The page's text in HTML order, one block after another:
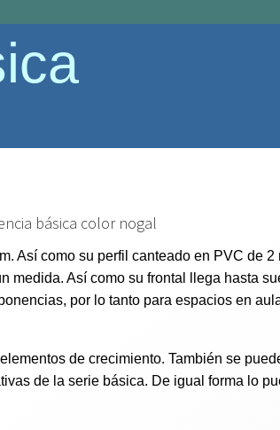
Así como su perfil canteado en PVC de 2
medida. Así como su frontal llega hasta
por lo tanto para espacios en
de crecimiento. También se
de la serie básica. De igual forma lo